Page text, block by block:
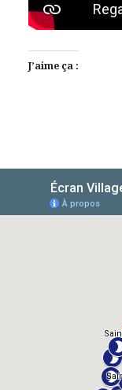
J’aime ça :
AlloCiné